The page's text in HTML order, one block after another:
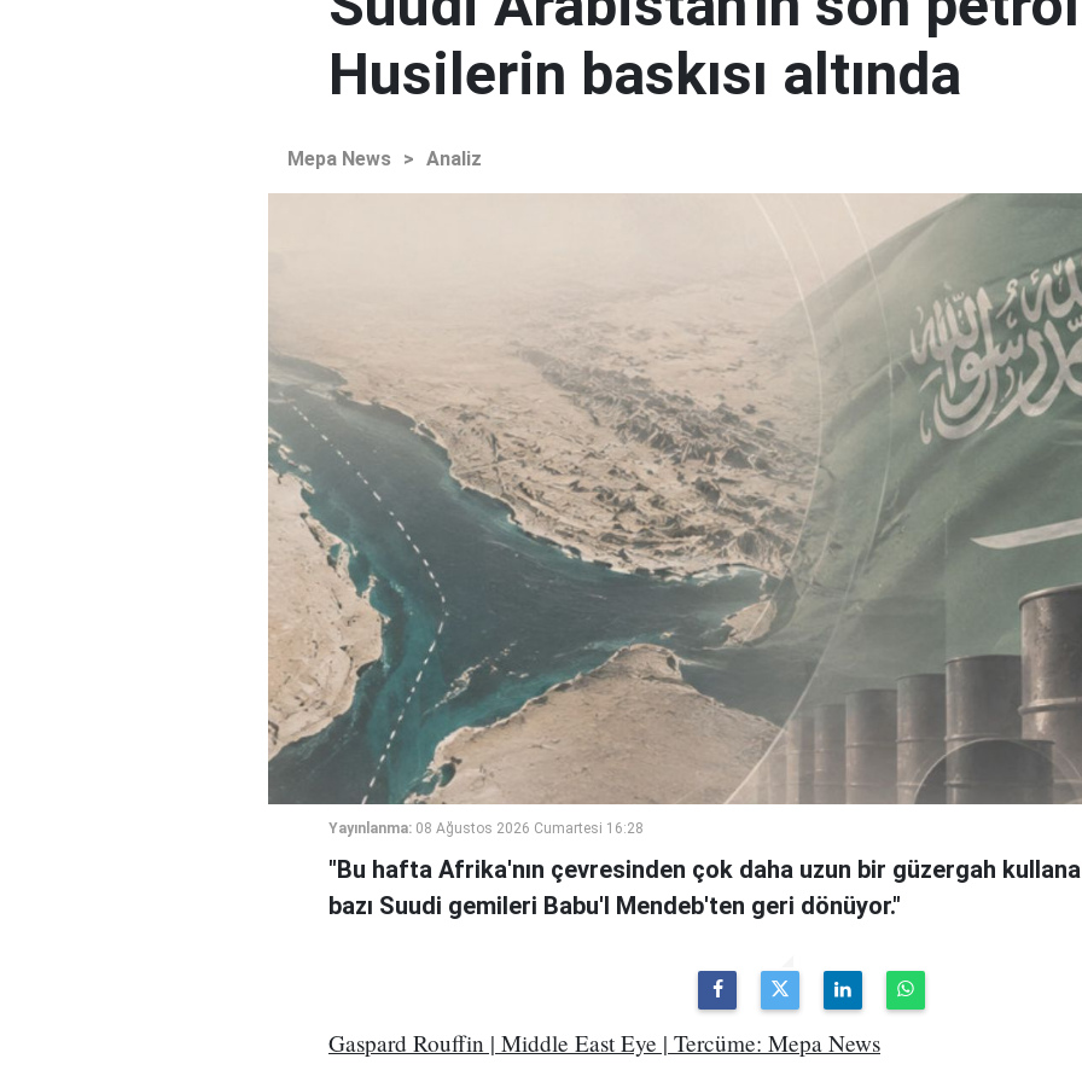
Husilerin baskısı altında
Mepa News > Analiz
Yayınlanma: 08 Ağustos 2026 Cumartesi 16:28
"Bu hafta Afrika'nın çevresinden çok daha uzun bir güzergah
bazı Suudi gemileri Babu'l Mendeb'ten geri dönüyor."
Gaspard Rouffin | Middle East Eye | Tercüme: Mepa News